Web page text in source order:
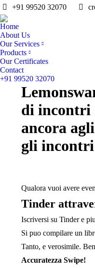
+91 99520 32070
Home
About Us
Our Services
Products
Our Certificates
Contact
+91 99520 32070
di incontri
ancora
gli incontri
Qualora vuoi avere
Tinder
Iscriversi su Tinder e
Si puo compilare un
Tanto, e verosimile.
Accuratezza Swipe!